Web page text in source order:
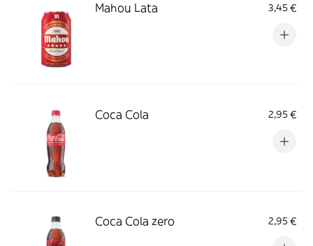
Mahou Lata 3,45 €
Coca Cola 2,95 €
Coca Cola zero 2,95 €